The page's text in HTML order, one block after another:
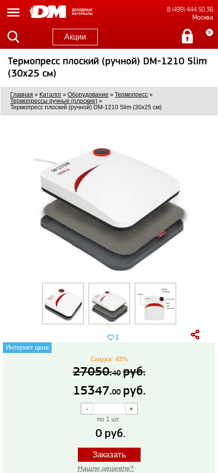
8 (499) 444 50 36
Москва
Акции 0
Термопресс плоский (ручной) DM-1210 Slim
(30x25 см)
Главная » Каталог » Оборудование » Термопресс »
Термопрессы ручные (плоские) »
Термопресс плоский (ручной) DM-1210 Slim (30x25 см)
1
Интернет цена
15347.00 руб.
27050.40 руб.
Скидка: 43%
по 1 шт.
0 руб.
Заказать
Нашли дешевле?